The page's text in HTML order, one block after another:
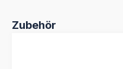
Produktgalerie überspringen
Zubehör